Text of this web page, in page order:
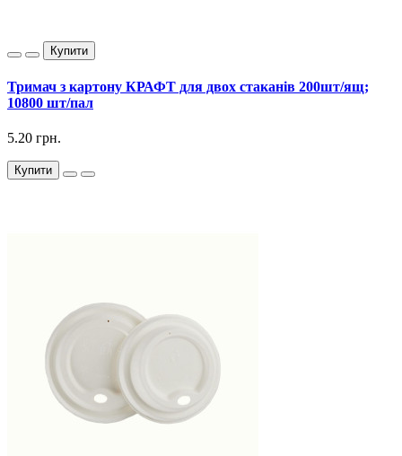
Купити
Тримач з картону КРАФТ для двох стаканів 200шт/ящ;
10800 шт/пал
5.20 грн.
Купити